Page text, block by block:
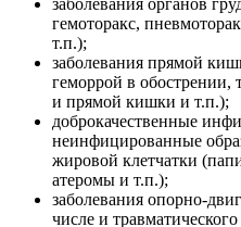
заболевания органов
гемоторакс,
т.п.);
заболевания прямой
геморрой в обострении,
и прямой кишки и т.п.);
доброкачественные
неинфицированные
жировой клетчатки
атеромы и т.п.);
заболевания опорно-
числе и